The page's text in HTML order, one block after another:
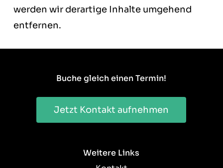
werden wir derartige Inhalte umgehend
entfernen.
Buche gleich einen Termin!
Jetzt Kontakt aufnehmen
Weitere Links